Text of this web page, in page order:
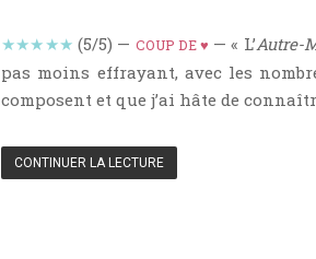
★★★★★ (5/5) — COUP DE ♥ — « L’Autre-
pas moins effrayant, avec les
composent et que j’ai hâte de
CONTINUER LA LECTURE